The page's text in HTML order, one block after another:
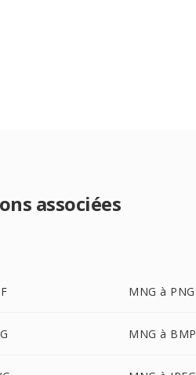
associées
MNG à PNG
MNG à BMP